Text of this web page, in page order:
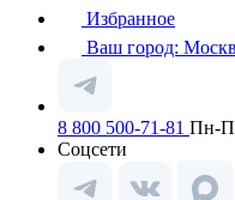
Избранное
Ваш город:
8 800 500-71-81 Пн-
Соцсети